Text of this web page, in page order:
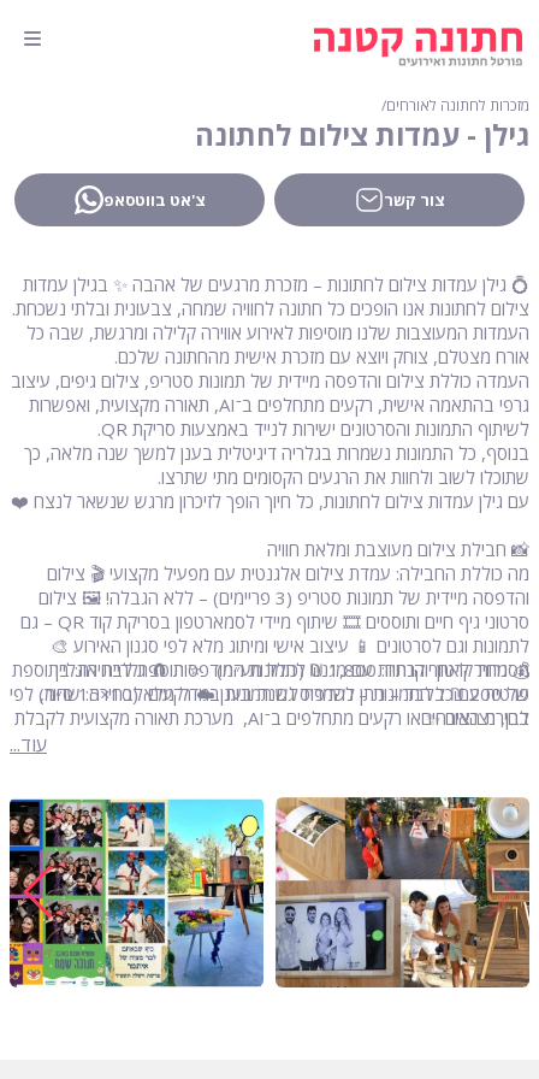
מזכרות לחתונה לאורחים∕
גילן - עמדות צילום לחתונה
צור קשר צ'אט בווטסאפ
💍 גילן עמדות צילום לחתונות – מזכרת מרגעים של אהבה ✨ בגילן עמדות
צילום לחתונות אנו הופכים כל חתונה לחוויה שמחה, צבעונית ובלתי נשכחת.
העמדות המעוצבות שלנו מוסיפות לאירוע אווירה קלילה ומרגשת, שבה כל
אורח מצטלם, צוחק ויוצא עם מזכרת אישית מהחתונה שלכם.
העמדה כוללת צילום והדפסה מיידית של תמונות סטריפ, צילום גיפים, עיצוב
גרפי בהתאמה אישית, רקעים מתחלפים ב־AI, תאורה מקצועית, ואפשרות
לשיתוף התמונות והסרטונים ישירות לנייד באמצעות סריקת QR.
בנוסף, כל התמונות נשמרות בגלריה דיגיטלית בענן למשך שנה מלאה, כך
שתוכלו לשוב ולחוות את הרגעים הקסומים מתי שתרצו.
עם גילן עמדות צילום לחתונות, כל חיוך הופך לזיכרון מרגש שנשאר לנצח ❤️
📸 חבילת צילום מעוצבת ומלאת חוויה
מה כוללת החבילה: עמדת צילום אלגנטית עם מפעיל מקצועי 🎬 צילום
והדפסה מיידית של תמונות סטריפ (3 פריימים) – ללא הגבלה! 🖼️ צילום
סרטוני גיף חיים ותוססים 🎞️ שיתוף מיידי לסמארטפון בסריקת קוד QR – גם
לתמונות וגם לסרטונים 📱 עיצוב אישי ומיתוג מלא לפי סגנון האירוע 🎨
מסגרות קרטון יוקרתיות עם מגנט לתמונות המודפסות 🧲 גלריית אונליין
פרטית עם כל התמונות – נשמרת לשנה בענן ☁️ רקעים לבחירה: שחור,
לבן, נצנצים ✨ או רקעים מתחלפים ב־AI, מערכת תאורה מקצועית לקבלת
תוצאות איכותיות 💡מבחר אביזרים צבעוניים: כובעים, שלטים, משקפיים ועוד
💰 מחיר לאחר הנחה: 1,800 ₪ (כולל מע״מ) ⭐ תוספת לבחירה: בתוספת
של 200 ₪ בלבד – ניתן להדפיס גם תמונות בגודל מלא (10×15 ס״מ) לפי
בחירת האורחים.
עוד...